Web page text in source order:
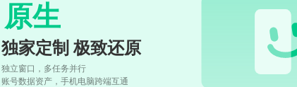
原生
独家定制 极致还原
独立窗口，多任务并行
账号数据资产，手机电脑跨端互通